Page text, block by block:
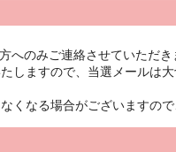
のみご連絡させていただき
しますので、当選メールは
くなる場合がございますので